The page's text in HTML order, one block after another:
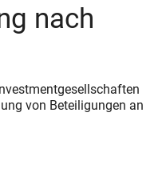
nach
von Beteiligungen an